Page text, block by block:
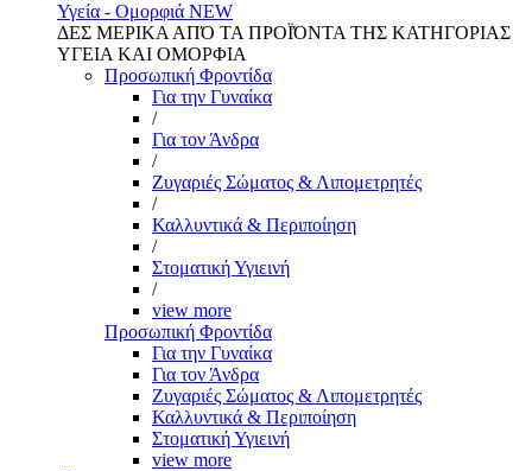
Υγεία - Ομορφιά NEW
ΔΕΣ ΜΕΡΙΚΑ ΑΠΌ ΤΑ ΠΡΟΪΌΝΤΑ ΤΗΣ ΚΑΤΗΓΟΡΙΑΣ
ΥΓΕΙΑ ΚΑΙ ΟΜΟΡΦΙΑ
Προσωπική Φροντίδα
Για την Γυναίκα
/
Για τον Άνδρα
/
Ζυγαριές Σώματος & Λιπομετρητές
/
Καλλυντικά & Περιποίηση
/
Στοματική Υγιεινή
/
view more
Προσωπική Φροντίδα
Για την Γυναίκα
Για τον Άνδρα
Ζυγαριές Σώματος & Λιπομετρητές
Καλλυντικά & Περιποίηση
Στοματική Υγιεινή
view more